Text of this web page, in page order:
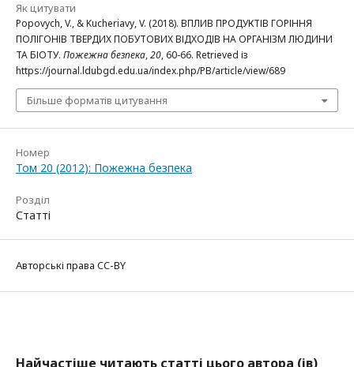
Як цитувати
Popovych, V., & Kucheriavy, V. (2018). ВПЛИВ ПРОДУКТІВ ГОРІННЯ
ПОЛІГОНІВ ТВЕРДИХ ПОБУТОВИХ ВІДХОДІВ НА ОРГАНІЗМ ЛЮДИНИ
ТА БІОТУ. Пожежна безпека,20, 60-66. Retrieved із
https://journal.ldubgd.edu.ua/index.php/PB/article/view/689
Більше форматів цитування
Номер
Том 20 (2012): Пожежна безпека
Розділ
Статті
Авторські права CC-BY
Найчастіше читають статті цього автора (ів)